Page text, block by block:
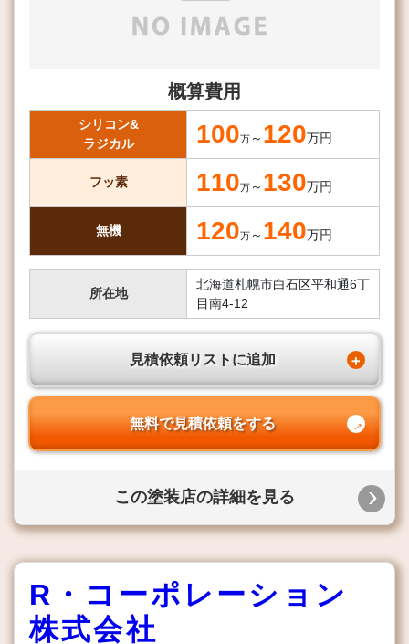
所在地
北海道札幌市白石区平和通6丁
目南4-12
概算費用
シリコン&
ラジカル
100万 ～ 120万円
フッ素 110万 ～ 130万円
無機 120万 ～ 140万円
見積依頼リストに追加
無料で見積依頼をする
この塗装店の詳細を見る
R・コーポレーション
株式会社